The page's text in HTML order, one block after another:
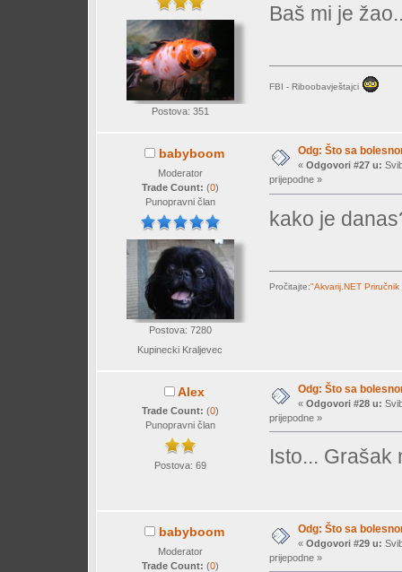
Postova: 351
Baš mi je
FBI - Riboobavještajci
babyboom
Moderator
Trade Count: (0)
Punopravni član
Postova: 7280
Kupinecki Kraljevec
Odg: Što sa
« Odgovori #27 u:
prijepodne »
kako je
Pročitajte:"Akvarij.NET
Alex
Trade Count: (0)
Punopravni član
Postova: 69
Odg: Što sa
« Odgovori #28 u:
prijepodne »
Isto... Grašak
babyboom
Moderator
Trade Count: (0)
Odg: Što sa
« Odgovori #29 u:
prijepodne »